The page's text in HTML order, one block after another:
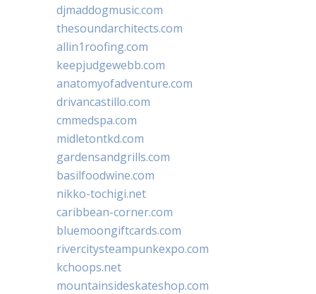
djmaddogmusic.com
thesoundarchitects.com
allin1roofing.com
keepjudgewebb.com
anatomyofadventure.com
drivancastillo.com
cmmedspa.com
midletontkd.com
gardensandgrills.com
basilfoodwine.com
nikko-tochigi.net
caribbean-corner.com
bluemoongiftcards.com
rivercitysteampunkexpo.com
kchoops.net
mountainsideskateshop.com